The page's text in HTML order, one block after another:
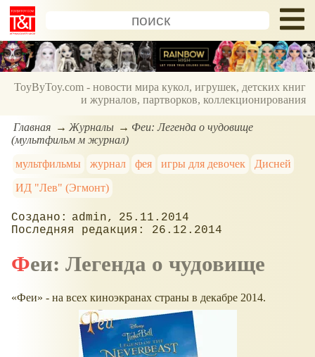
ToyByToy.com - новости мира кукол, игрушек, детских книг
и журналов, партворков, коллекционирования
Главная Журналы
Феи: Легенда о чудовище
(мультфильм м журнал)
мультфильмы
журнал фея игры для девочек
Дисней
ИД "Лев" (Эгмонт)
admin
25.11.2014
26.12.2014
Феи: Легенда о чудовище
Феи - на всех киноэкранах страны в декабре 2014.